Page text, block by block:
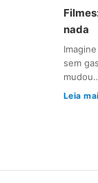
nada
sem
Leia